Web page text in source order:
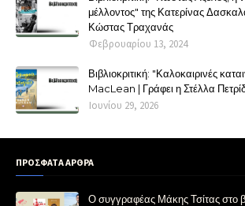
μέλλοντος" της Κατερίνας
Κώστας Τραχανάς
Φεβρουαρίου 13, 2024
Βιβλιοκριτική: "Καλοκαιρινές
MacLean | Γράφει η Στέλλα
Ιουνίου 29, 2026
ΠΡΟΣΦΑΤΑ ΑΡΘΡΑ
Ο συγγραφέας Μάκης Τσίτας στο